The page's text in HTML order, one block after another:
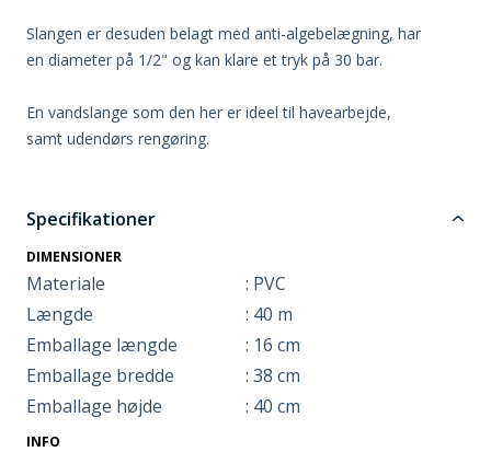
Slangen er desuden belagt med anti-algebelægning, har
en diameter på 1/2" og kan klare et tryk på 30 bar.
En vandslange som den her er ideel til havearbejde,
samt udendørs rengøring.
Specifikationer
DIMENSIONER
Materiale
: PVC
Længde
: 40 m
Emballage længde
: 16 cm
Emballage bredde
: 38 cm
Emballage højde
: 40 cm
INFO